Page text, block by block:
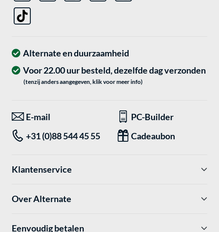
Alternate en duurzaamheid
Voor 22.00 uur besteld, dezelfde dag verzonden
(tenzij anders aangegeven, klik voor meer info)
E-mail
PC-Builder
+31 (0)88 544 45 55
Cadeaubon
Klantenservice
Over Alternate
Eenvoudig betalen